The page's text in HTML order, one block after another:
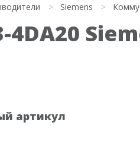
> Siemens >
4DA20
артикул